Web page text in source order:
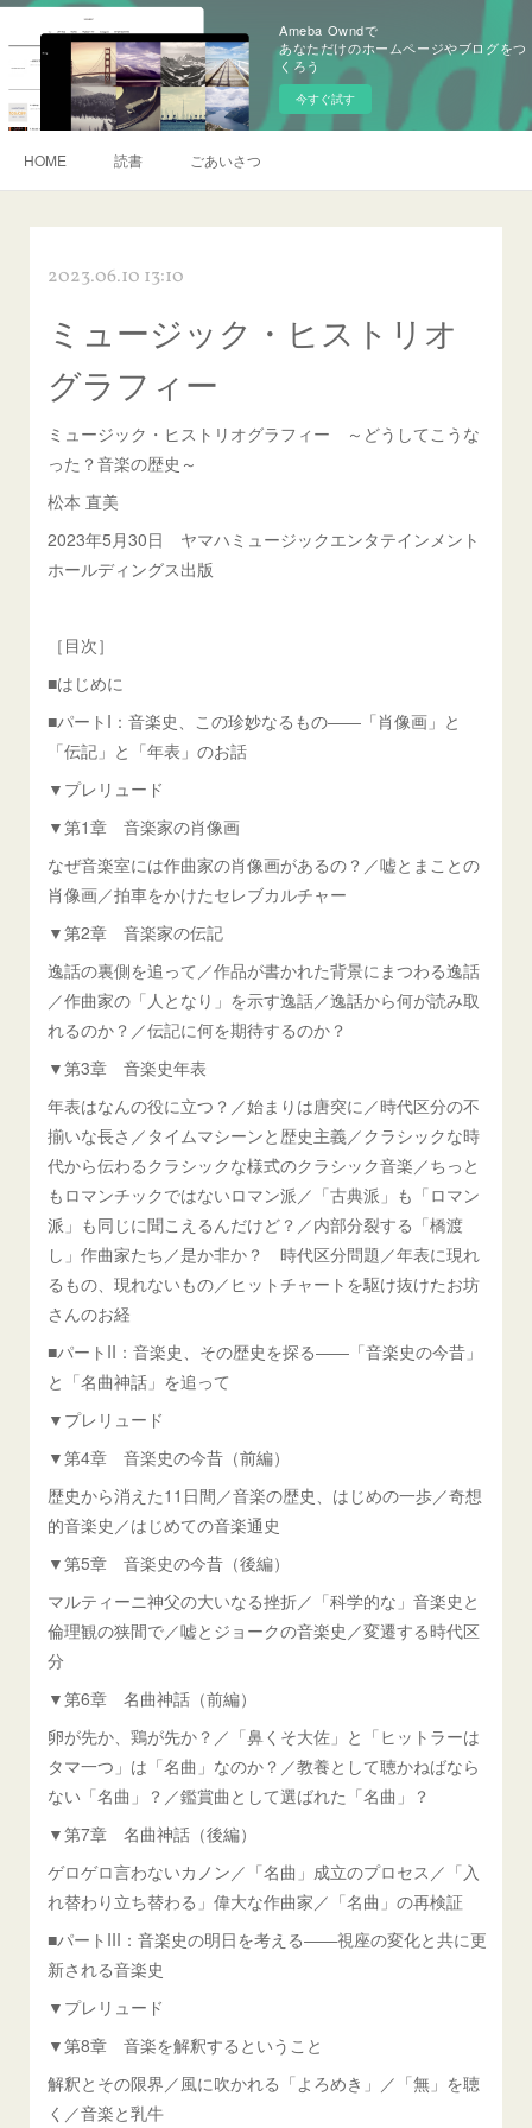
Ameba Owndで
あなただけのホームページやブログをつ
くろう
今すぐ試す
HOME 読書 ごあいさつ
2023.06.10 13:10
ミュージック・ヒストリオ
グラフィー
ミュージック・ヒストリオグラフィー ～どうしてこうな
った？音楽の歴史～
松本 直美
2023年5月30日 ヤマハミュージックエンタテインメント
ホールディングス出版
［目次］
■はじめに
■パートI：音楽史、この珍妙なるもの――「肖像画」と
「伝記」と「年表」のお話
▼プレリュード
▼第1章 音楽家の肖像画
なぜ音楽室には作曲家の肖像画があるの？／嘘とまことの
肖像画／拍車をかけたセレブカルチャー
▼第2章 音楽家の伝記
逸話の裏側を追って／作品が書かれた背景にまつわる逸話
／作曲家の「人となり」を示す逸話／逸話から何が読み取
れるのか？／伝記に何を期待するのか？
▼第3章 音楽史年表
年表はなんの役に立つ？／始まりは唐突に／時代区分の不
揃いな長さ／タイムマシーンと歴史主義／クラシックな時
代から伝わるクラシックな様式のクラシック音楽／ちっと
もロマンチックではないロマン派／「古典派」も「ロマン
派」も同じに聞こえるんだけど？／内部分裂する「橋渡
し」作曲家たち／是か非か？ 時代区分問題／年表に現れ
るもの、現れないもの／ヒットチャートを駆け抜けたお坊
さんのお経
■パートII：音楽史、その歴史を探る――「音楽史の今昔」
と「名曲神話」を追って
▼プレリュード
▼第4章 音楽史の今昔（前編）
歴史から消えた11日間／音楽の歴史、はじめの一歩／奇想
的音楽史／はじめての音楽通史
▼第5章 音楽史の今昔（後編）
マルティーニ神父の大いなる挫折／「科学的な」音楽史と
倫理観の狭間で／嘘とジョークの音楽史／変遷する時代区
分
▼第6章 名曲神話（前編）
卵が先か、鶏が先か？／「鼻くそ大佐」と「ヒットラーは
タマ一つ」は「名曲」なのか？／教養として聴かねばなら
ない「名曲」？／鑑賞曲として選ばれた「名曲」？
▼第7章 名曲神話（後編）
ゲロゲロ言わないカノン／「名曲」成立のプロセス／「入
れ替わり立ち替わる」偉大な作曲家／「名曲」の再検証
■パートIII：音楽史の明日を考える――視座の変化と共に更
新される音楽史
▼プレリュード
▼第8章 音楽を解釈するということ
解釈とその限界／風に吹かれる「よろめき」／「無」を聴
く／音楽と乳牛